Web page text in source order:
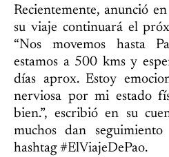
Recientemente, anunció
su viaje continuará el
“Nos movemos hasta
estamos a 500 kms y
días aprox. Estoy
nerviosa por mi estado
bien.”, escribió en su
muchos dan
hashtag #ElViajeDePao.